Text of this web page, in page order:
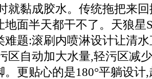
就黏成胶水。传统拖把来
地面半天都干不了。天狼星
难题:滚刷内喷淋设计让清
区自动加大水量,轻污区减
。更贴心的是180°平躺设计